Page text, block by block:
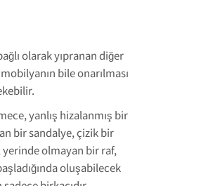
olarak yıpranan diğer
bile onarılması
yanlış hizalanmış bir
bir sandalye, çizik bir
yerinde olmayan bir raf,
oluşabilecek